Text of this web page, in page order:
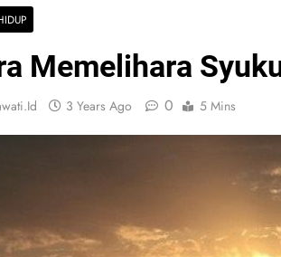
Memelihara
3 Years Ago 0 5 Mins